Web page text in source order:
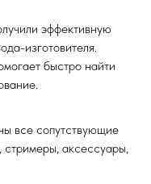
эффективную
изготовителя.
быстро найти
все сопутствующие
аксессуары,